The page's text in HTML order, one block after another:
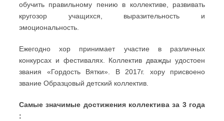
обучить правильному пению в коллективе, развивать
кругозор учащихся, выразительность и
эмоциональность.
Ежегодно хор принимает участие в различных
конкурсах и фестивалях. Коллектив дважды удостоен
звания «Гордость Вятки». В 2017г. хору присвоено
звание Образцовый детский коллектив.
Самые значимые достижения коллектива за 3 года
: